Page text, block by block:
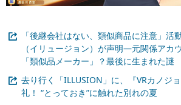
「後継会社はない、類似商品に注意」活
（イリュージョン）が声明―元関係アカ
「類似品メーカー」？最後に生まれた謎
去り行く「ILLUSION」に、『VRカノジ
礼！ “とっておき”に触れた別れの夏